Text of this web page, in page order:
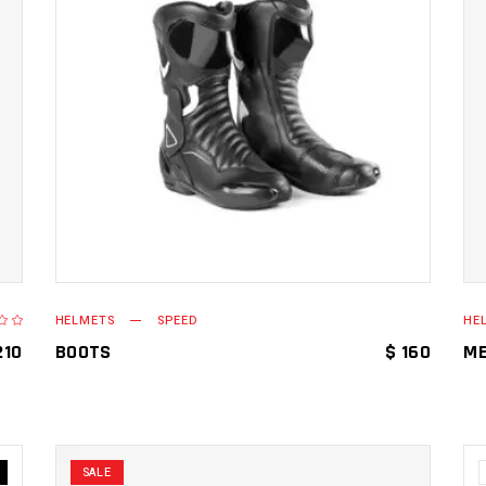
Valorado
AÑADIR AL CARRITO
HELMETS SPEED
BOOTS $ 160
SALE